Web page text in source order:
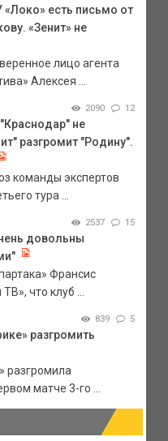
есть письмо от
«Зенит» не
лицо агента
Алексея ...
2090 12
не
разгромит "Родину".
команды экспертов
тура ...
2537 15
довольны
Франсис
что клуб ...
839 5
разгромить
разгромила
матче 3-го ...